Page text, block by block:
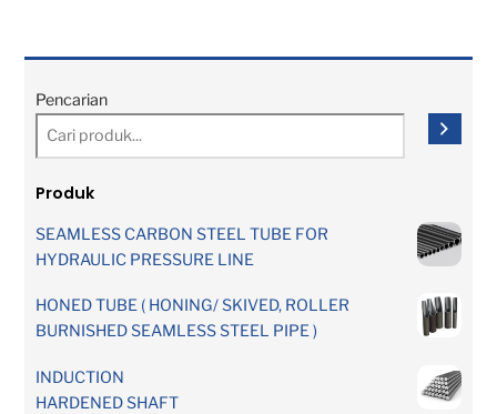
Pencarian
Produk
SEAMLESS CARBON STEEL TUBE FOR
HYDRAULIC PRESSURE LINE
HONED TUBE ( HONING/ SKIVED, ROLLER
BURNISHED SEAMLESS STEEL PIPE )
INDUCTION
HARDENED SHAFT